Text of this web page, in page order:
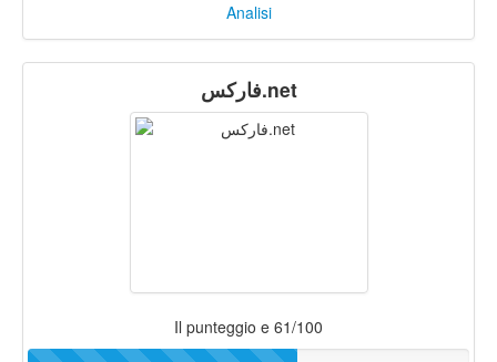
Analisi
فارکس.net
Il punteggio e 61/100